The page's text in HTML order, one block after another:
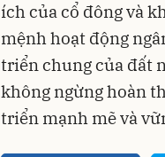
ích của cổ đông và
mệnh hoạt động
triển chung của đất
không ngừng hoàn
triển mạnh mẽ và